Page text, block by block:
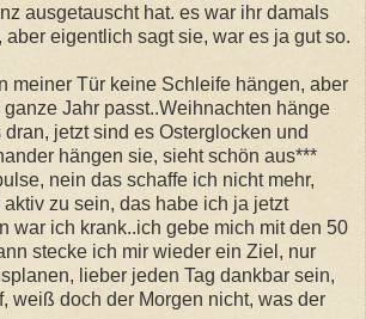
ausgetauscht hat. es war ihr damals
eigentlich sagt sie, war es ja gut so.
meiner Tür keine Schleife hängen, aber
Jahr passt..Weihnachten hänge
jetzt sind es Osterglocken und
hängen sie, sieht schön aus***
nein das schaffe ich nicht mehr,
zu sein, das habe ich ja jetzt
war ich krank..ich gebe mich mit den 50
stecke ich mir wieder ein Ziel, nur
lieber jeden Tag dankbar sein,
weiß doch der Morgen nicht, was der